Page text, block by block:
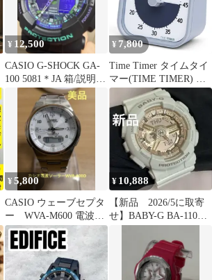
¥ 12,500
CASIO G-SHOCK GA-
100 5081＊JA 箱/説明書
付き 動作品
¥ 7,800
Time Timer タイムタイ
マー(TIME TIMER) 勉
強タイマー MOD Home
Edition モッド ペールグ
レー 9cm 60分 学習アラ
ーム TTM9-HPS-We
¥5,800
CASIO ウェーブセプタ
ー WVA-M600 電波ソ
ーラー 白文字盤 美品
¥ 10,888
【新品 2026/5に取寄
せ】BABY-G BA-110X-